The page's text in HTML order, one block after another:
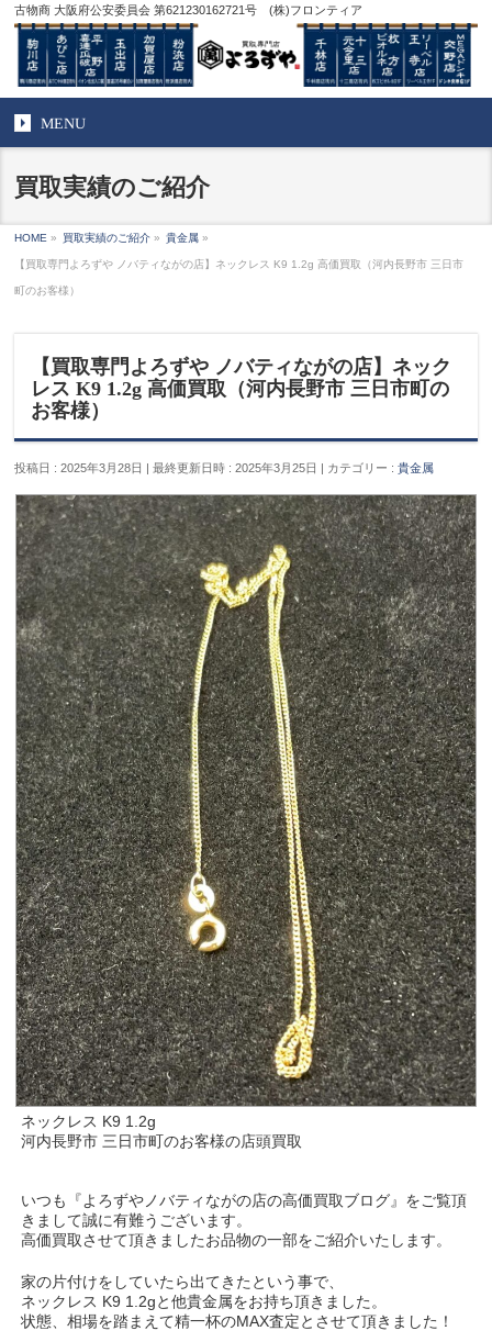
古物商 大阪府公安委員会 第621230162721号 (株)フロンティア
MENU
買取実績のご紹介
HOME » 買取実績のご紹介 » 貴金属 »
【買取専門よろずや ノバティながの店】ネックレス K9 1.2g 高価買取（河内長野市 三日市
町のお客様）
【買取専門よろずや ノバティながの店】ネック
レス K9 1.2g 高価買取（河内長野市 三日市町の
お客様）
投稿日 : 2025年3月28日 最終更新日時 : 2025年3月25日 カテゴリー :貴金属
ネックレス K9 1.2g
河内長野市 三日市町のお客様の店頭買取
いつも『よろずやノバティながの店の高価買取ブログ』をご覧頂
きまして誠に有難うございます。
高価買取させて頂きましたお品物の一部をご紹介いたします。
家の片付けをしていたら出てきたという事で、
ネックレス K9 1.2gと他貴金属をお持ち頂きました。
状態、相場を踏まえて精一杯のMAX査定とさせて頂きました！